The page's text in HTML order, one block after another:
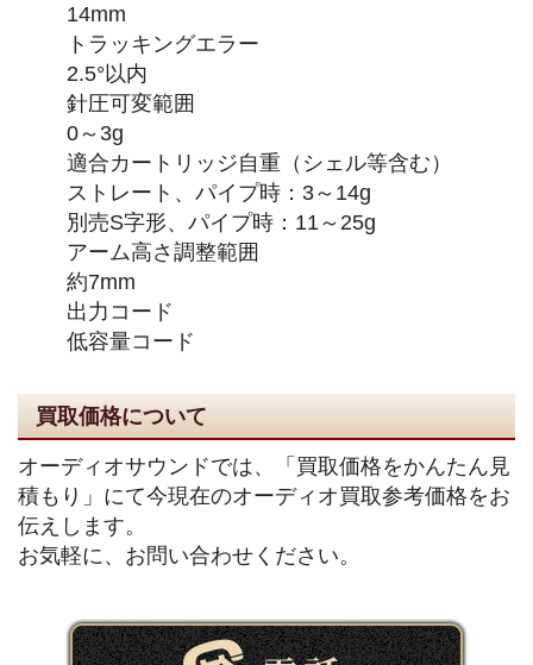
14mm
トラッキングエラー
2.5°以内
針圧可変範囲
0～3g
適合カートリッジ自重（シェル等含む）
ストレート、パイプ時：3～14g
別売S字形、パイプ時：11～25g
アーム高さ調整範囲
約7mm
出力コード
低容量コード
買取価格について
オーディオサウンドでは、「買取価格をかんたん見
積もり」にて今現在のオーディオ買取参考価格をお
伝えします。
お気軽に、お問い合わせください。